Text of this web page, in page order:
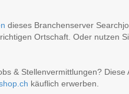
dieses Branchenserver
Ortschaft. Oder nutzen
& Stellenvermittlungen? Diese
käuflich erwerben.